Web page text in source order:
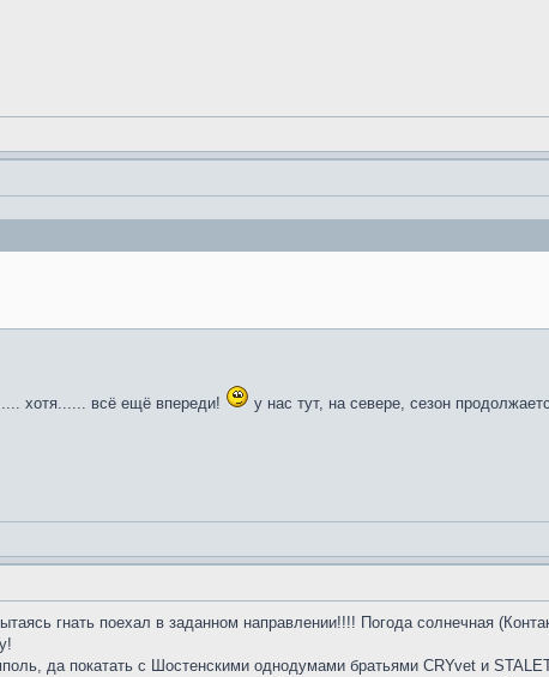
хотя...... всё ещё впереди! у нас тут, на севере, сезон
гнать поехал в заданном направлении!!!! Погода солнечная
да покатать с Шостенскими однодумами братьями CRYvet и